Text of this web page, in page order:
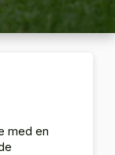
med en